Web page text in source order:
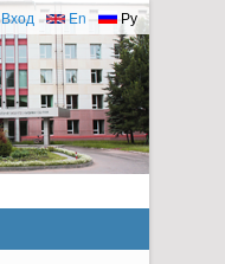
Ру
En
Вход